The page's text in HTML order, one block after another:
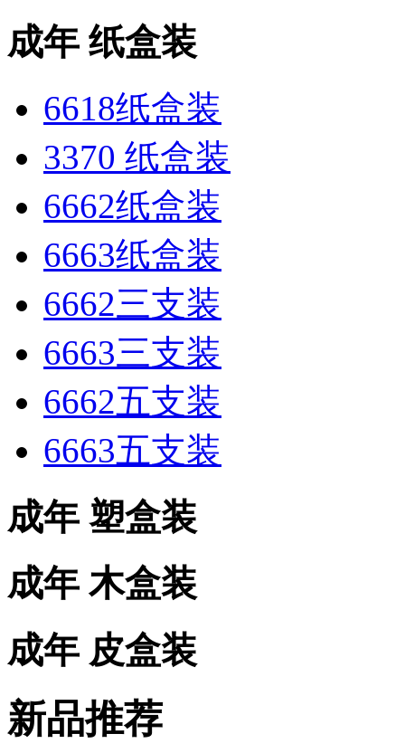
成年 纸盒装
6618纸盒装
3370 纸盒装
6662纸盒装
6663纸盒装
6662三支装
6663三支装
6662五支装
6663五支装
成年 塑盒装
成年 木盒装
成年 皮盒装
新品推荐